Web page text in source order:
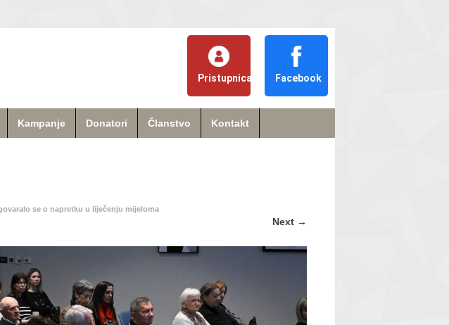
Pristupnica Facebook
Kampanje Donatori Članstvo Kontakt
se o napretku u liječenju mijeloma
Next →